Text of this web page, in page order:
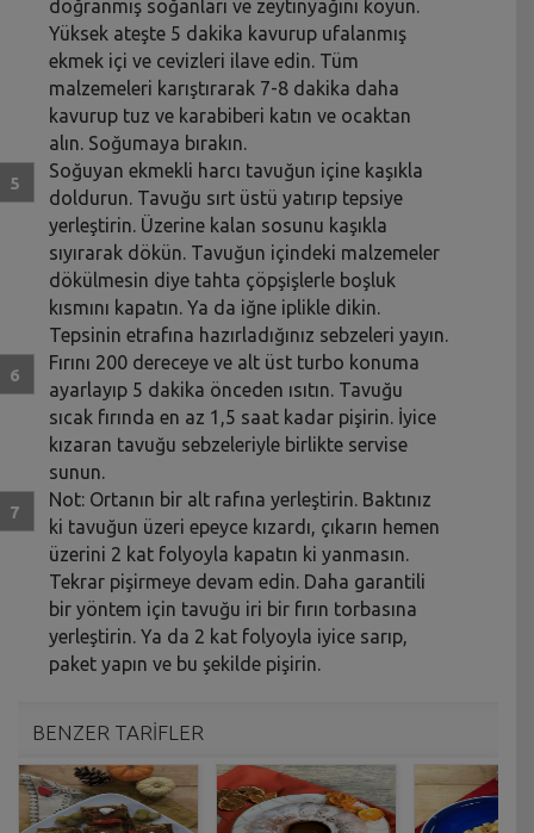
doğranmış soğanları ve zeytinyağını koyun.
Yüksek ateşte 5 dakika kavurup ufalanmış
ekmek içi ve cevizleri ilave edin. Tüm
malzemeleri karıştırarak 7-8 dakika daha
kavurup tuz ve karabiberi katın ve ocaktan
alın. Soğumaya bırakın.
Soğuyan ekmekli harcı tavuğun içine kaşıkla
doldurun. Tavuğu sırt üstü yatırıp tepsiye
yerleştirin. Üzerine kalan sosunu kaşıkla
sıyırarak dökün. Tavuğun içindeki malzemeler
dökülmesin diye tahta çöpşişlerle boşluk
kısmını kapatın. Ya da iğne iplikle dikin.
Tepsinin etrafına hazırladığınız sebzeleri yayın.
Fırını 200 dereceye ve alt üst turbo konuma
ayarlayıp 5 dakika önceden ısıtın. Tavuğu
sıcak fırında en az 1,5 saat kadar pişirin. İyice
kızaran tavuğu sebzeleriyle birlikte servise
sunun.
Not: Ortanın bir alt rafına yerleştirin. Baktınız
ki tavuğun üzeri epeyce kızardı, çıkarın hemen
üzerini 2 kat folyoyla kapatın ki yanmasın.
Tekrar pişirmeye devam edin. Daha garantili
bir yöntem için tavuğu iri bir fırın torbasına
yerleştirin. Ya da 2 kat folyoyla iyice sarıp,
paket yapın ve bu şekilde pişirin.
BENZER TARİFLER